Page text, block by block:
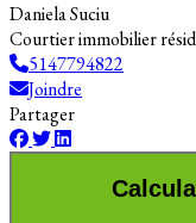
Daniela Suciu
Courtier immobilier
5147794822
Joindre
Partager